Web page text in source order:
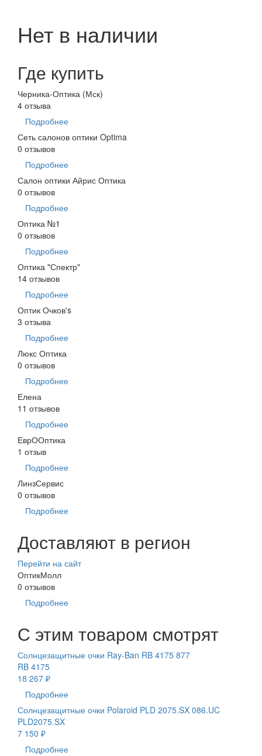
Нет в наличии
Где купить
Черника-Оптика (Мск)
4 отзыва
Подробнее
Сеть салонов оптики Optima
0 отзывов
Подробнее
Салон оптики Айрис Оптика
0 отзывов
Подробнее
Оптика №1
0 отзывов
Подробнее
Оптика "Спектр"
14 отзывов
Подробнее
Оптик Очков's
3 отзыва
Подробнее
Люкс Оптика
0 отзывов
Подробнее
Елена
11 отзывов
Подробнее
ЕврООптика
1 отзыв
Подробнее
ЛинзСервис
0 отзывов
Подробнее
Доставляют в регион
Перейти на сайт
ОптикМолл
0 отзывов
Подробнее
С этим товаром смотрят
Солнцезащитные очки Ray-Ban RB 4175 877
RB 4175
18 267 ₽
Подробнее
Солнцезащитные очки Polaroid PLD 2075.SX 086.UC
PLD2075.SX
7 150 ₽
Подробнее